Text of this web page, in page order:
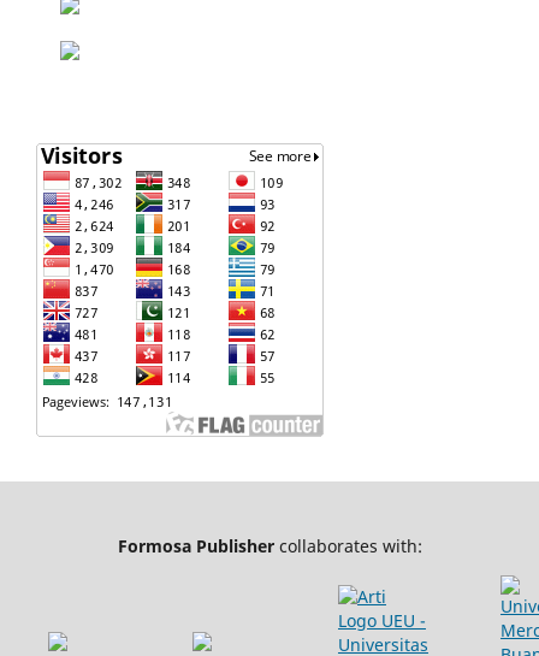
Formosa Publishercollaborates with: